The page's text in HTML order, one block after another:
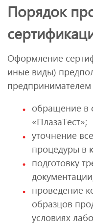
Порядок
Оформление
иные виды)
обращение в
«ПлазаТест»;
уточнение
процедуры в
подготовку
проведение
образцов
условиях